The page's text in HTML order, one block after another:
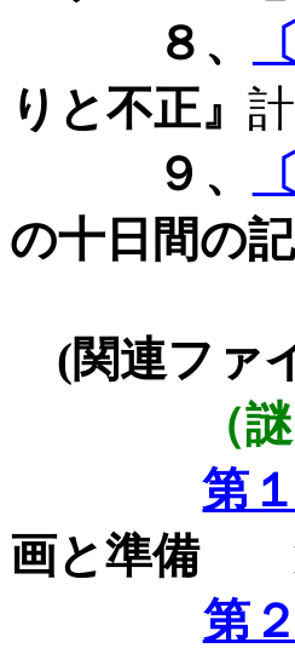
８、
りと不正』
９、
の十日間の記
(関連ファ
（
第
画と準備
第